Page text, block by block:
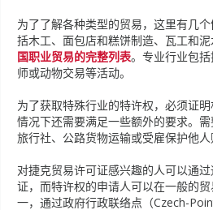
为了了解各种类型的贸易，这里有几
括木工、面包店和糕饼制造、瓦工和泥
国职业贸易的完整列表。专业行业包
师或动物交易等活动。
为了获取特殊行业的特许权，必须证
情况下还需要满足一些额外的要求。
旅行社、公路货物运输或受雇保护他人
对捷克贸易许可证感兴趣的人可以通
证，而特许权的申请人可以在一般的
一，通过政府行政联络点（Czech-